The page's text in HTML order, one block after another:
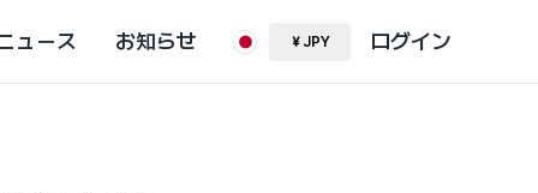
ュース お知らせ ￥ JPY ログイン